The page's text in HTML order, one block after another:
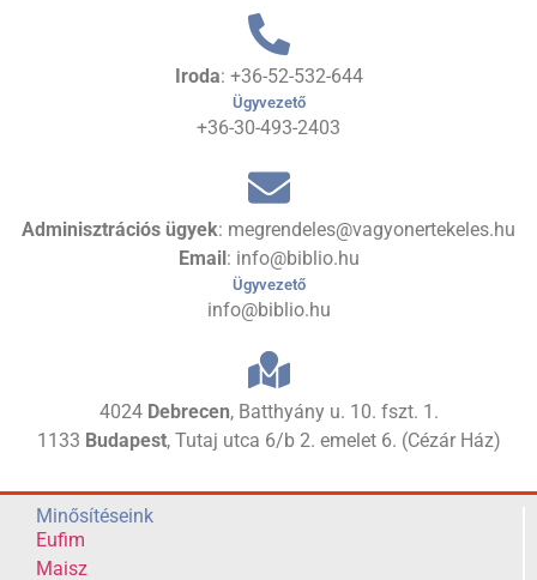
Iroda: +36-52-532-644
Ügyvezető
+36-30-493-2403
Adminisztrációs ügyek: megrendeles@vagyonertekeles.hu
Email: info@biblio.hu
Ügyvezető
info@biblio.hu
4024 Debrecen, Batthyány u. 10. fszt. 1.
1133 Budapest, Tutaj utca 6/b 2. emelet 6. (Cézár Ház)
Minősítéseink
Eufim
Maisz